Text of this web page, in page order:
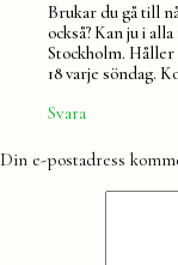
Brukar du gå till
också? Kan ju i
Stockholm. Håller
18 varje söndag.
Svara
Lämna
Din e-postadress